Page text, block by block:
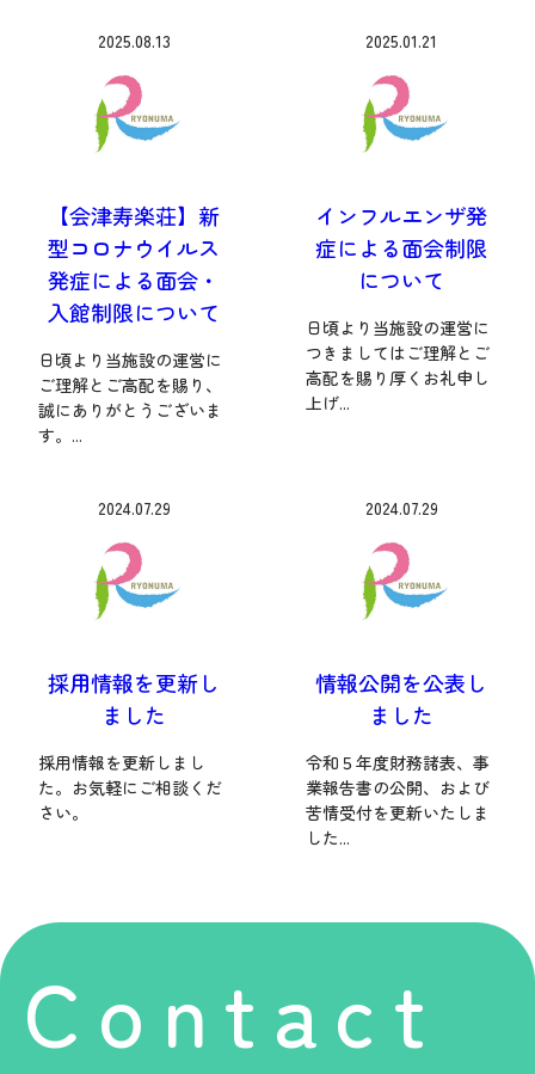
2025.08.13
【会津寿楽荘】新
型コロナウイルス
発症による面会・
入館制限について
日頃より当施設の運営に
ご理解とご高配を賜り、
誠にありがとうございま
す。...
2025.01.21
インフルエンザ発
症による面会制限
について
日頃より当施設の運営に
つきましてはご理解とご
高配を賜り厚くお礼申し
上げ...
2024.07.29
採用情報を更新し
ました
採用情報を更新しまし
た。お気軽にご相談くだ
さい。
2024.07.29
情報公開を公表し
ました
令和５年度財務諸表、事
業報告書の公開、および
苦情受付を更新いたしま
した...
Contact